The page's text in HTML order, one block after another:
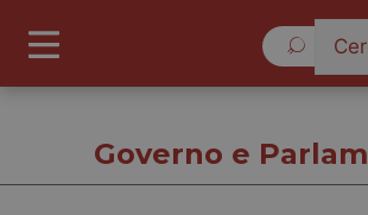
Governo e